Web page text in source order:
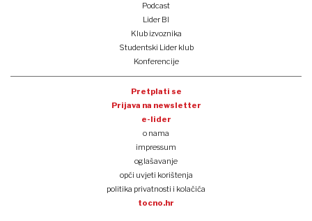
Podcast
Lider BI
Klub izvoznika
Studentski Lider klub
Konferencije
Pretplati se
Prijava na newsletter
e-lider
o nama
impressum
oglašavanje
opći uvjeti korištenja
politika privatnosti i kolačića
tocno.hr